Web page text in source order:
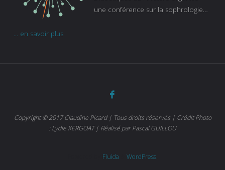
qui peut être handicapante et coûte
cher quand on sait que 37 % des
d’autant que le diabète
une conférence sur la sophrologie
... en savoir plus
Copyright © 2017 Claudine Picard | Tous droits réservés | Crédit Photo
: Lydie KERGOAT | Réalisé par Pascal GUILLOU
Fluida WordPress.